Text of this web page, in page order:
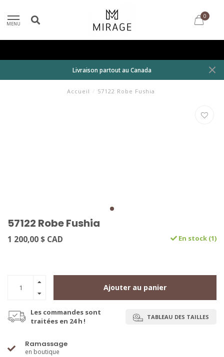
MENU
0
Livraison partout au Canada
Accueil / 57122 Robe Fushia
57122 Robe Fushia
1 200,00 $ CAD En stock (1)
Ajouter au panier
Les commandes sont
traitées en 24 h !
TABLEAU DES TAILLES
Ramassage
en boutique